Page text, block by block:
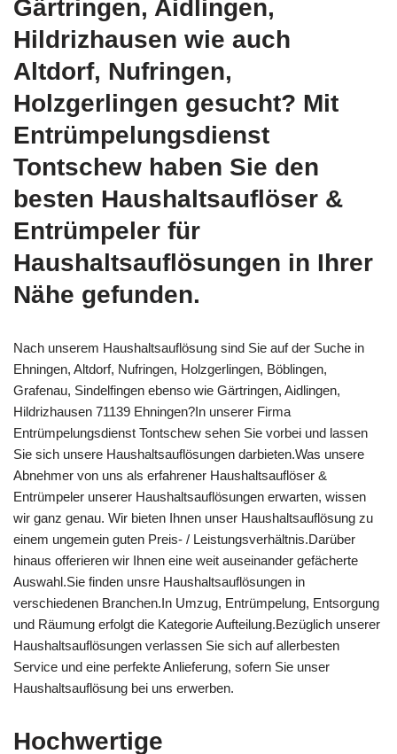
Gärtringen, Aidlingen,
Hildrizhausen wie auch
Altdorf, Nufringen,
Holzgerlingen gesucht? Mit
Entrümpelungsdienst
Tontschew haben Sie den
besten Haushaltsauflöser &
Entrümpeler für
Haushaltsauflösungen in Ihrer
Nähe gefunden.
Nach unserem Haushaltsauflösung sind Sie auf der Suche in
Ehningen, Altdorf, Nufringen, Holzgerlingen, Böblingen,
Grafenau, Sindelfingen ebenso wie Gärtringen, Aidlingen,
Hildrizhausen 71139 Ehningen?In unserer Firma
Entrümpelungsdienst Tontschew sehen Sie vorbei und lassen
Sie sich unsere Haushaltsauflösungen darbieten.Was unsere
Abnehmer von uns als erfahrener Haushaltsauflöser &
Entrümpeler unserer Haushaltsauflösungen erwarten, wissen
wir ganz genau. Wir bieten Ihnen unser Haushaltsauflösung zu
einem ungemein guten Preis- / Leistungsverhältnis.Darüber
hinaus offerieren wir Ihnen eine weit auseinander gefächerte
Auswahl.Sie finden unsre Haushaltsauflösungen in
verschiedenen Branchen.In Umzug, Entrümpelung, Entsorgung
und Räumung erfolgt die Kategorie Aufteilung.Bezüglich unserer
Haushaltsauflösungen verlassen Sie sich auf allerbesten
Service und eine perfekte Anlieferung, sofern Sie unser
Haushaltsauflösung bei uns erwerben.
Hochwertige